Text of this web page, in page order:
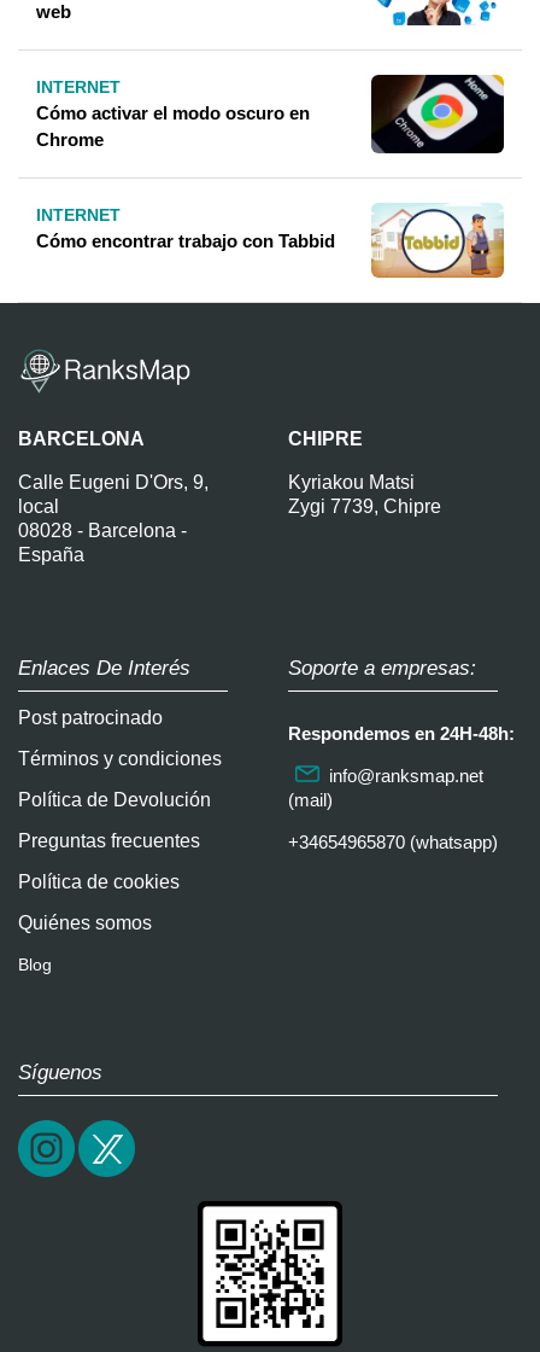
web
INTERNET
Cómo activar el modo oscuro en
Chrome
INTERNET
Cómo encontrar trabajo con Tabbid
BARCELONA
Calle Eugeni D'Ors, 9,
local
08028 - Barcelona -
España
CHIPRE
Kyriakou Matsi
Zygi 7739, Chipre
Enlaces De Interés
Post patrocinado
Términos y condiciones
Política de Devolución
Preguntas frecuentes
Política de cookies
Quiénes somos
Blog
Soporte a empresas:
Respondemos en 24H-48h:
info@ranksmap.net
(mail)
+34654965870 (whatsapp)
Síguenos